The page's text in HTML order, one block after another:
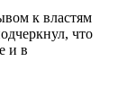
к властям
что
и в